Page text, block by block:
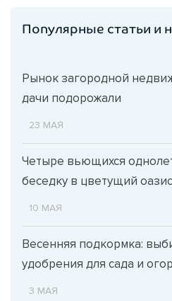
Популярные статьи и
Рынок загородной
дачи подорожали
23 МАЯ
Четыре вьющихся
беседку в цветущий оазис
10 МАЯ
Весенняя подкормка:
удобрения для сада и
3 МАЯ